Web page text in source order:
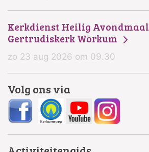
Kerkdienst Heilig Avondmaal
Gertrudiskerk Workum
zo 23 aug 2026 om 09.30
Volg ons via